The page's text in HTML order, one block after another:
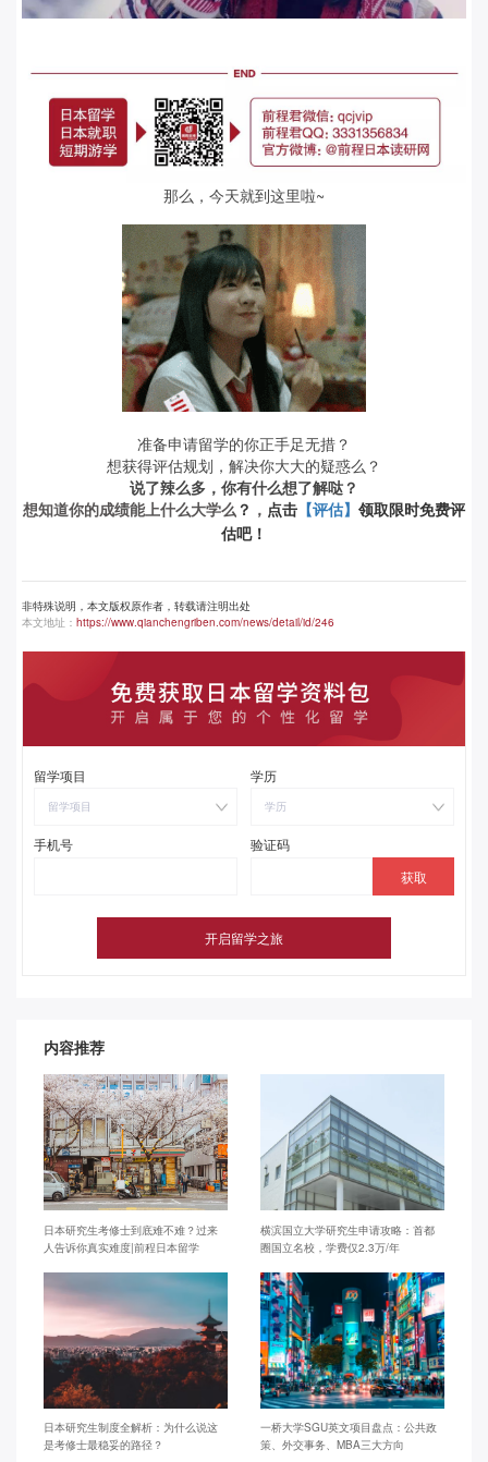
那么，今天就到这里啦~
准备申请留学的你正手足无措？
想获得评估规划，解决你大大的疑惑么？
说了辣么多，你有什么想了解哒？
想知道你的成绩能上什么大学么 ？ ， 点击 【评估】 领取限时免费评
估吧！
非特殊说明，本文版权原作者，转载请注明出处
本文地址： https://www.qianchengriben.com/news/detail/id/246
留学项目
留学项目
学历
学历
手机号 验证码
内容推荐
日本研究生考修士到底难不难？过来
人告诉你真实难度|前程日本留学
横滨国立大学研究生申请攻略：首都
圈国立名校，学费仅2.3万/年
日本研究生制度全解析：为什么说这
是考修士最稳妥的路径？
一桥大学SGU英文项目盘点：公共政
策、外交事务、MBA三大方向